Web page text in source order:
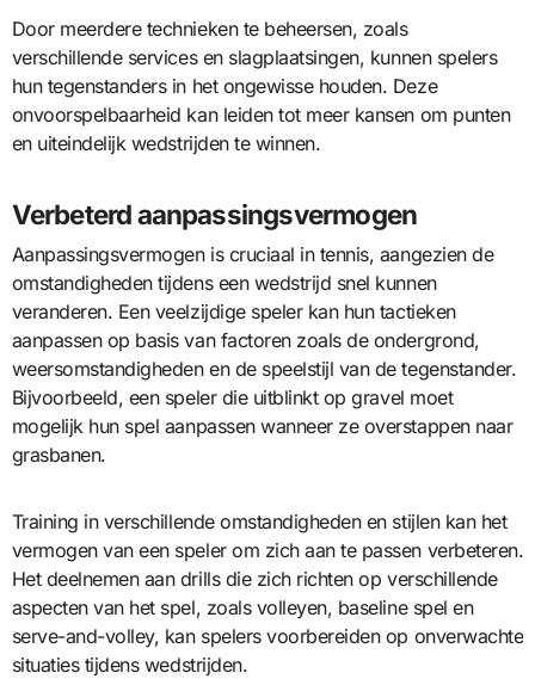
Door meerdere technieken te beheersen, zoals
verschillende services en slagplaatsingen, kunnen spelers
hun tegenstanders in het ongewisse houden. Deze
onvoorspelbaarheid kan leiden tot meer kansen om punten
en uiteindelijk wedstrijden te winnen.
Verbeterd aanpassingsvermogen
Aanpassingsvermogen is cruciaal in tennis, aangezien de
omstandigheden tijdens een wedstrijd snel kunnen
veranderen. Een veelzijdige speler kan hun tactieken
aanpassen op basis van factoren zoals de ondergrond,
weersomstandigheden en de speelstijl van de tegenstander.
Bijvoorbeeld, een speler die uitblinkt op gravel moet
mogelijk hun spel aanpassen wanneer ze overstappen naar
grasbanen.
Training in verschillende omstandigheden en stijlen kan het
vermogen van een speler om zich aan te passen verbeteren.
Het deelnemen aan drills die zich richten op verschillende
aspecten van het spel, zoals volleyen, baseline spel en
serve-and-volley, kan spelers voorbereiden op onverwachte
situaties tijdens wedstrijden.